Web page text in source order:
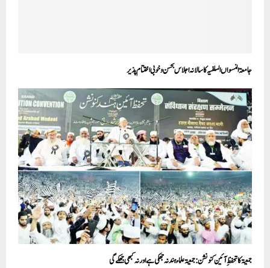
جامعۃ النسواں السلفیہ کا سالانہ اجلاس بحسن و خوبی اختتام پذیر
جمعیۃ کا تحفظِ آئین کنونشن:جمعیۃعلماء ہند نہ جھکی ہے اورنہ کبھی جھکے گی